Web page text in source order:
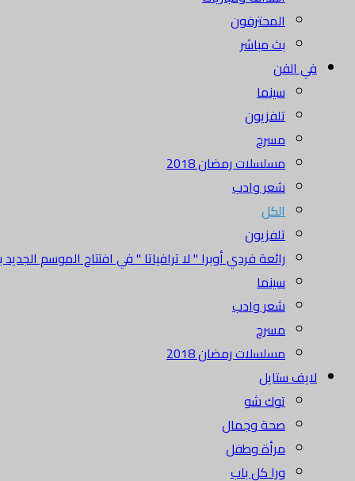
المحترفون
بث مباشر
في الفن
سينما
تلفزيون
مسرح
مسلسلات رمضان 2018
شعر وادب
الكل
تلفزيون
رائعة فردي أوبرا " لا ترافياتا " في افتتاح الموسم الجديد
سينما
شعر وادب
مسرح
مسلسلات رمضان 2018
لايف ستايل
توك شو
صحة وجمال
مرأة وطفل
ورا كل باب